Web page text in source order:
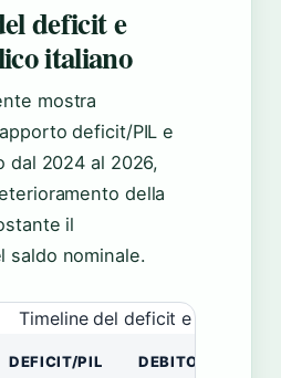
deficit e
italiano
mostra
deficit/PIL e
dal 2024 al 2026,
della
il
saldo nominale.
Timeline del deficit e debito
DEFICIT/PIL DEBITO/PIL